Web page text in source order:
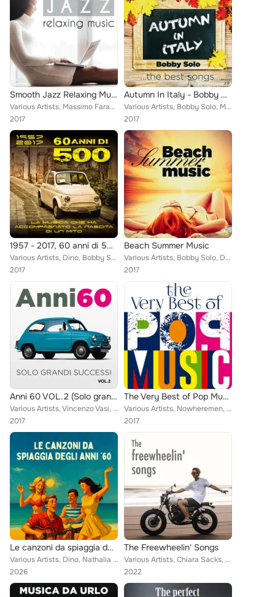
Smooth Jazz Relaxing Music
Various Artists, Massimo Faraò, Bobby Solo, Ronnie Jones, Denise King, Massimo Faraò Trio, T.C. Carney III feat. Sandro Gibellin...
2017
Autumn In Italy - Bobby Solo
Various Artists, Bobby Solo, Massimo Faraò Trio feat. Giorgio Antoniazzi, Antenore Adami, Luca Olivieri, Davide Jazz Man, Stefan...
2017
1957 - 2017, 60 anni di 500 (La musica che ha accompagnato la nascita di un mito)
Various Artists, Dino, Bobby Solo, The Rokes, Massimo Faraò Trio feat. Bobo Facchinetti, Giorgio Antoniazzi, Antenore Adami, Luc...
2017
Beach Summer Music
Various Artists, Bobby Solo, Denise King, Jimmy Cobb Italian Trio, Massimo Faraò Trio, Giulia Lorvich feat. Giorgio Antoniazzi, ...
2017
Anni 60 VOL.2 (Solo grandi successi)
Various Artists, Vincenzo Vasi, Dino, Bobby Solo, Cheryl Porter, I Kings, Le Ombre, Massimo Luca, Edda, The Rokes, Massimo Faraò...
2017
The Very Best of Pop Music
Various Artists, Nowheremen, Camera Soul, Bobby Solo, Denise King, Marbos, Giona e i Mercenari, The Rokes, Massimo Faraò Trio fe...
2017
Le canzoni da spiaggia degli anni '60
Various Artists, Dino, Nathalia Sales, Ivan Cattaneo, Bobby Solo, La Dolce Vita Jazz Quartet, Casanova Venice Ensemble, Giuliana...
2026
The Freewheelin' Songs
Various Artists, Chiara Sacks, Veronica Marchi, Alan Farrington, Nika, Bobby Solo, Barbara Belloni Band, Massimo Faraò Trio feat...
2022